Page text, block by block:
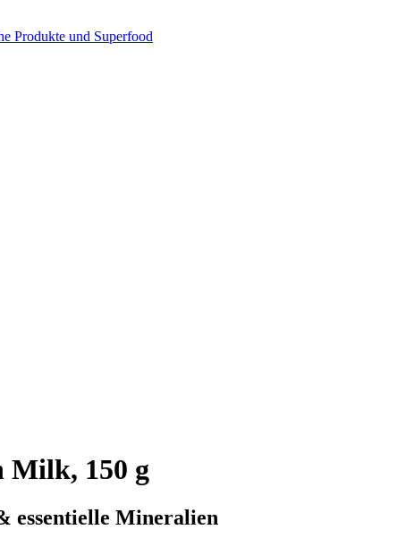
Produkte und Superfood
Milk, 150 g
essentielle Mineralien